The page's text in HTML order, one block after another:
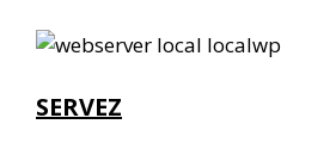
SERVEZ